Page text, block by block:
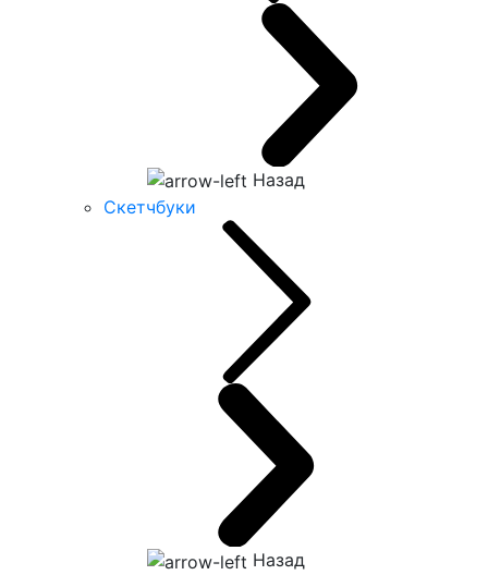
Назад
Скетчбуки
Назад